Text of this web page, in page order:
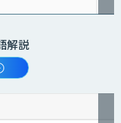
解説